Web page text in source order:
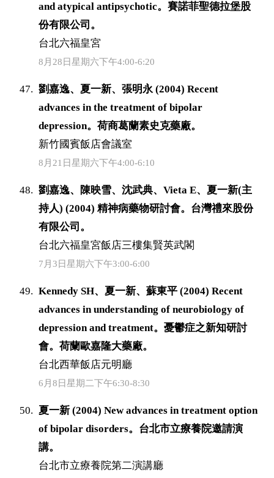
and atypical antipsychotic。賽諾菲聖德拉堡股
份有限公司。
台北六福皇宮
8月28日星期六下午4:00-6:20
劉嘉逸、夏一新、張明永 (2004) Recent
advances in the treatment of bipolar
depression。荷商葛蘭素史克藥廠。
新竹國賓飯店會議室
8月21日星期六下午4:00-6:10
劉嘉逸、陳映雪、沈武典、Vieta E、夏一新(主
持人) (2004) 精神病藥物研討會。台灣禮來股份
有限公司。
台北六福皇宮飯店三樓集賢英武閣
7月3日星期六下午3:00-6:00
Kennedy SH、夏一新、蘇東平 (2004) Recent
advances in understanding of neurobiology of
depression and treatment。憂鬱症之新知研討
會。荷蘭歐嘉隆大藥廠。
台北西華飯店元明廳
6月8日星期二下午6:30-8:30
夏一新 (2004) New advances in treatment option
of bipolar disorders。台北市立療養院邀請演
講。
台北市立療養院第二演講廳